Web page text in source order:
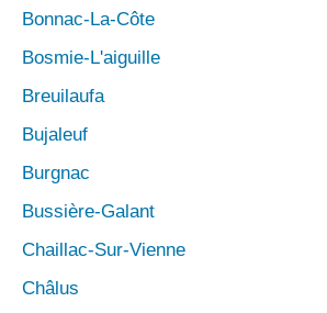
Bonnac-La-Côte
Bosmie-L'aiguille
Breuilaufa
Bujaleuf
Burgnac
Bussière-Galant
Chaillac-Sur-Vienne
Châlus